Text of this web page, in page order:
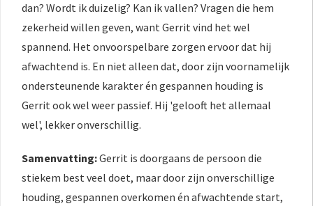
dan? Wordt ik duizelig? Kan ik vallen? Vragen die hem
zekerheid willen geven, want Gerrit vind het wel
spannend. Het onvoorspelbare zorgen ervoor dat hij
afwachtend is. En niet alleen dat, door zijn voornamelijk
ondersteunende karakter én gespannen houding is
Gerrit ook wel weer passief. Hij 'gelooft het allemaal
wel', lekker onverschillig.
Samenvatting:Gerrit is doorgaans de persoon die
stiekem best veel doet, maar door zijn onverschillige
houding, gespannen overkomen én afwachtende start,